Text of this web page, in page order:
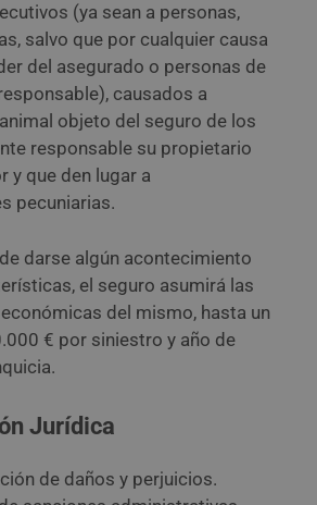
(ya sean a personas,
salvo que por cualquier causa
del asegurado o personas de
causados a
objeto del seguro de los
responsable su propietario
y que den lugar a
pecuniarias.
darse algún acontecimiento
el seguro asumirá las
del mismo, hasta un
€ por siniestro y año de
Jurídica
de daños y perjuicios.